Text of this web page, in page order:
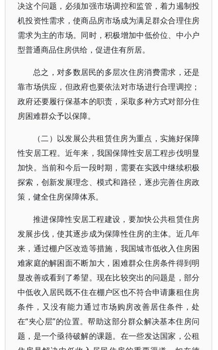
决这个问题，必须加强市场调控和监管，着力遏制投
机投资性需求，使商品房市场成为满足群众合理住房
需求为主的市场。同时，积极增加中低价位、中小户
型普通商品住房供给，促进住有所居。
总之，对多数居民的多层次住房消费需求，还是
靠市场供应，但政府也要依法对市场进行合理调控；
政府还要履行保基本的职责，采取多种方式对部分住
房困难群众予以保障。
（二）以发展公共租赁住房为重点，实施好保障
性安居工程。近年来，我国保障性安居工程步伐明显
加快。当前和今后一段时期，需要在实践中继续积极
探索，创新发展理念、模式和路径，逐步完善住房政
策，健全住房保障体系。
推进保障性安居工程建设，要加快公共租赁住房
发展步伐，使其逐步成为保障性住房的主体。近几年
来，通过棚户区改造等措施，我国城市低收入住房困
难家庭的解困面不断加大，困难群众住房条件得到明
显改善或看到了希望。现在比较突出的问题是，部分
中低收入居民既不住在棚户区也不符合申请廉租住房
条件，又没有能力通过市场购房改善居住条件，处
在“夹心层”的位置。帮助这部分群众解决基本住房问
题，是一个亟待破解的课题。在一些发达国家，公租